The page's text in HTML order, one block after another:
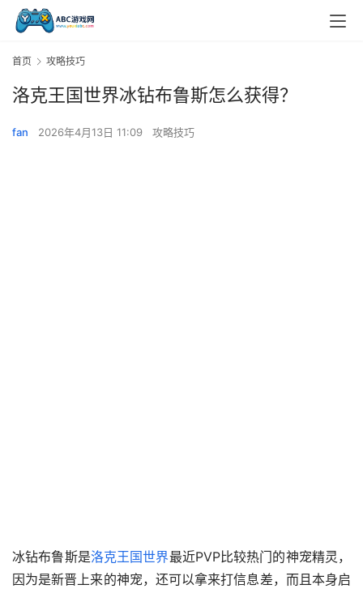
首页 攻略技巧
洛克王国世界冰钻布鲁斯怎么获得？
fan 2026年4月13日 11:09 攻略技巧
冰钻布鲁斯是洛克王国世界最近PVP比较热门的神宠精灵，
因为是新晋上来的神宠，还可以拿来打信息差，而且本身启